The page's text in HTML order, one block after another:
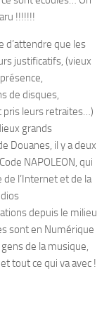
!!!!!!!
d’attendre que les
justificatifs, (vieux
de disques,
pris leurs retraites…)
grands
Douanes, il y a deux
NAPOLEON, qui
de l’Internet et de la
depuis le milieu
sont en Numérique
de la musique,
tout ce qui va avec !